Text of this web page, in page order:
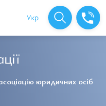
Укр
юридичних осіб